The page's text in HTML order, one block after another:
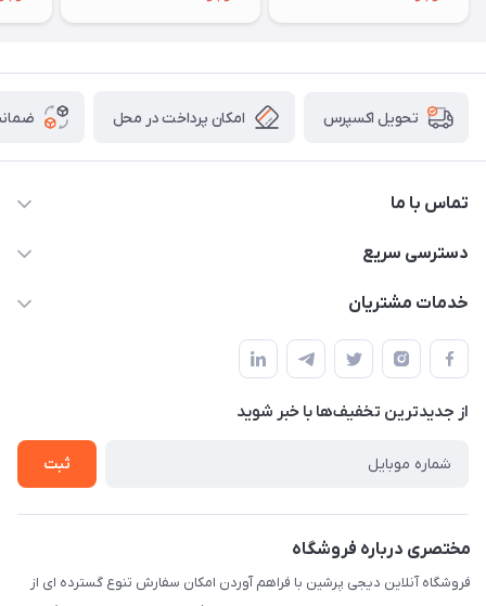
تحویل اکسپرس امکان پرداخت در محل
تماس با ما
09172138137
دسترسی سریع
حساب کاربری
لیست محصولات
درباره ما
خدمات مشتریان
قوانین و مقررات
حریم خصوصی
راهنما
از جدید‌ترین تخفیف‌ها با‌ خبر شوید
ثبت
مختصری درباره فروشگاه
فروشگاه آنلاین دیجی پرشین با فراهم آوردن امکان سفارش تنوع گسترده ای از